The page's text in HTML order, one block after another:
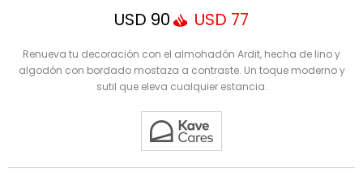
USD 90 USD 77
Renueva tu decoración con el almohadón Ardit, hecha de lino y
algodón con bordado mostaza a contraste. Un toque moderno y
sutil que eleva cualquier estancia.